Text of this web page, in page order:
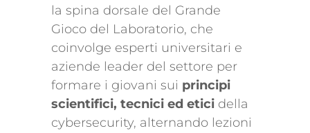
la spina dorsale del Grande
Gioco del Laboratorio, che
coinvolge esperti universitari e
aziende leader del settore per
formare i giovani sui principi
scientifici, tecnici ed etici della
cybersecurity, alternando lezioni